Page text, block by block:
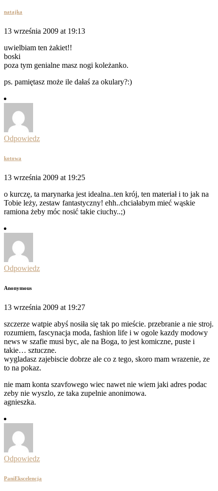
natajka
13 września 2009 at 19:13
uwielbiam ten żakiet!!
boski
poza tym genialne masz nogi koleżanko.
ps. pamiętasz może ile dałaś za okulary?:)
Odpowiedz
kotowa
13 września 2009 at 19:25
o kurczę, ta marynarka jest idealna..ten krój, ten materiał i to jak na
Tobie leży, zestaw fantastyczny! ehh..chciałabym mieć wąskie
ramiona żeby móc nosić takie ciuchy..;)
Odpowiedz
Anonymous
13 września 2009 at 19:27
szczerze watpie abyś nosiła się tak po mieście. przebranie a nie stroj.
rozumiem, fascynacja moda, fashion life i w ogole kazdy modowy
news w szafie musi byc, ale na Boga, to jest komiczne, puste i
takie… sztuczne.
wygladasz zajebiscie dobrze ale co z tego, skoro mam wrazenie, ze
to na pokaz.
nie mam konta szavfowego wiec nawet nie wiem jaki adres podac
zeby nie wyszlo, ze taka zupelnie anonimowa.
agnieszka.
Odpowiedz
PaniEkscelencja